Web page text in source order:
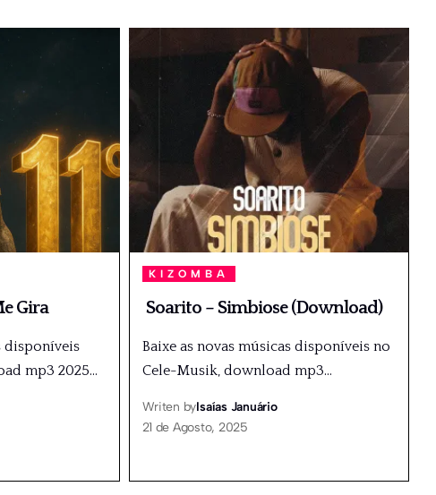
Gira
disponíveis
mp3 2025…
KIZOMBA
Soarito – Simbiose (Download)
Baixe as novas músicas disponíveis no
Cele-Musik, download mp3…
Writen byIsaías Januário
21 de Agosto, 2025